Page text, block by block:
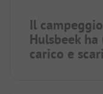
Il
Hulsbeek
carico e